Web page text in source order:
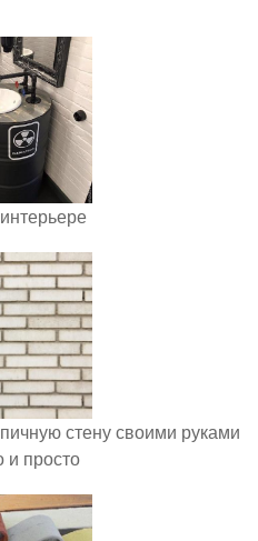
стену своими руками
и просто